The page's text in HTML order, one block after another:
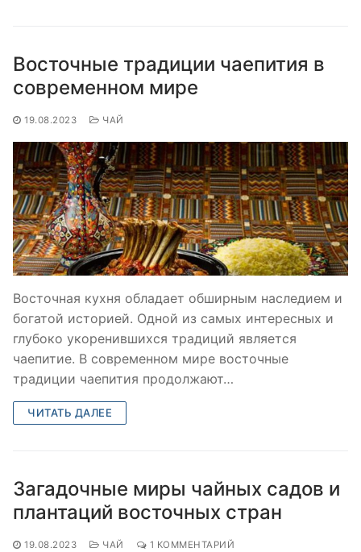
Восточные традиции чаепития в
современном мире
19.08.2023 ЧАЙ
Восточная кухня обладает обширным наследием и
богатой историей. Одной из самых интересных и
глубоко укоренившихся традиций является
чаепитие. В современном мире восточные
традиции чаепития продолжают…
ЧИТАТЬ ДАЛЕЕ
Загадочные миры чайных садов и
плантаций восточных стран
19.08.2023 ЧАЙ 1 КОММЕНТАРИЙ